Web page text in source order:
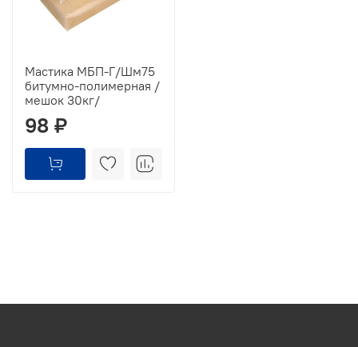
Мастика МБП-Г/Шм75
битумно-полимерная /
мешок 30кг/
98 ₽